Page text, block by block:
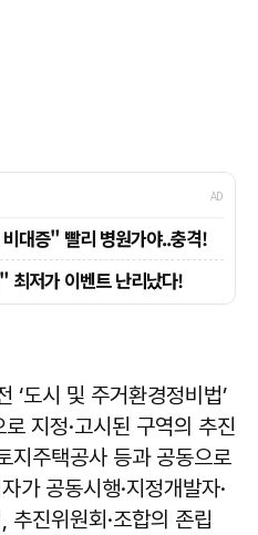
‘도시 및 주거환경정비법’
지정·고시된 구역의 추진
지주택공사 등과 공동으로
가 공동시행·지정개발자·
진위원회·조합의 존립